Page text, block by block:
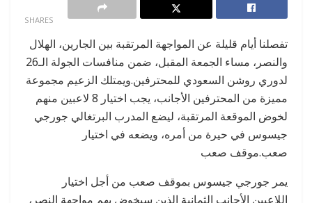
SHARES
تفصلنا أيام قليلة عن المواجهة المرتقبة بين الجارين، الهلال
والنصر، مساء الجمعة المقبل، ضمن منافسات الجولة الـ26
لدوري روشن السعودي للمحترفين.ويمتلك الزعيم مجموعة
مميزة من المحترفين الأجانب، يجب اختيار 8 لاعبين منهم
لخوض الموقعة المرتقبة، ليضع المدرب البرتغالي جورجي
جيسوس في حيرة من أمره، ويضعه في اختيار
صعب.موقف صعب
يمر جورجي جيسوس بموقف صعب من أجل اختيار
اللاعبين اﻷجانب الثمانية الذين سيخوض بهم مواجهة النصر،